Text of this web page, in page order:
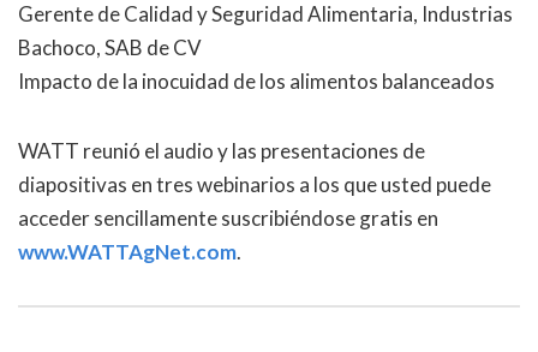
Gerente de Calidad y Seguridad Alimentaria, Industrias
Bachoco, SAB de CV
Impacto de la inocuidad de los alimentos balanceados
WATT reunió el audio y las presentaciones de
diapositivas en tres webinarios a los que usted puede
acceder sencillamente suscribiéndose gratis en
www.WATTAgNet.com.